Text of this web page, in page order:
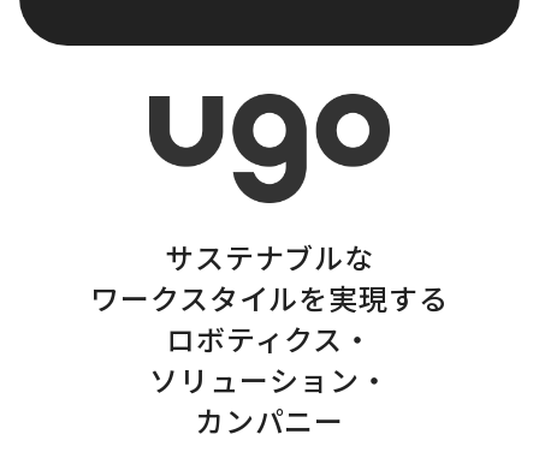
サステナブルな
ワークスタイルを実現する
ロボティクス・
ソリューション・
カンパニー